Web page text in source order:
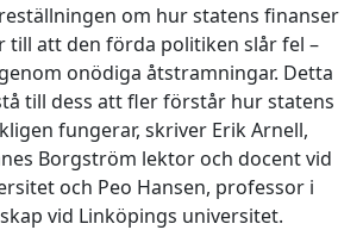
om hur statens finanser
till att den förda politiken slår fel –
onödiga åtstramningar. Detta
till dess att fler förstår hur statens
fungerar, skriver Erik Arnell,
Borgström lektor och docent vid
och Peo Hansen, professor i
vid Linköpings universitet.